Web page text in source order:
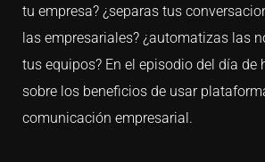
tu empresa? ¿separas tus
las empresariales? ¿automatizas las
tus equipos? En el episodio del día de
sobre los beneficios de usar
comunicación empresarial.